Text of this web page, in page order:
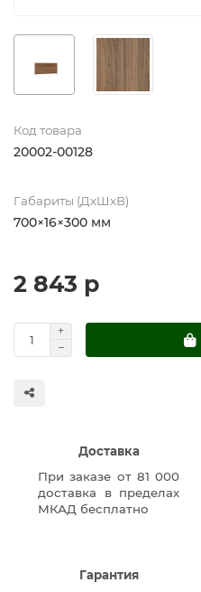
Код товара
20002-00128
Габариты (ДхШхВ)
700×16×300 мм
2 843 р
Доставка
При заказе от 81 000
доставка в пределах
МКАД бесплатно
Гарантия